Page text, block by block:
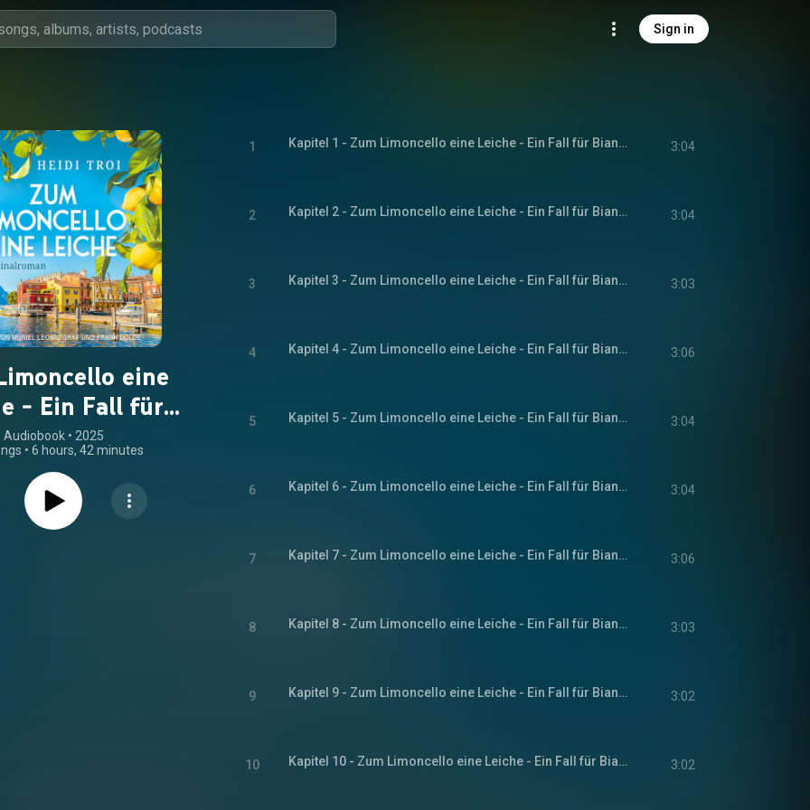
Sign in
eine
- Ein Fall für
Rossi, Band 1
(ungekürzt)
Audiobook • 2025
• 6 hours, 42 minutes
1 Kapitel 1 - Zum Limoncello eine Leiche - Ein Fall für Bianca Rossi, Band 1 3:04
2 Kapitel 2 - Zum Limoncello eine Leiche - Ein Fall für Bianca Rossi, Band 1 3:04
3 Kapitel 3 - Zum Limoncello eine Leiche - Ein Fall für Bianca Rossi, Band 1 3:03
4 Kapitel 4 - Zum Limoncello eine Leiche - Ein Fall für Bianca Rossi, Band 1 3:06
5 Kapitel 5 - Zum Limoncello eine Leiche - Ein Fall für Bianca Rossi, Band 1 3:04
6 Kapitel 6 - Zum Limoncello eine Leiche - Ein Fall für Bianca Rossi, Band 1 3:04
7 Kapitel 7 - Zum Limoncello eine Leiche - Ein Fall für Bianca Rossi, Band 1 3:06
8 Kapitel 8 - Zum Limoncello eine Leiche - Ein Fall für Bianca Rossi, Band 1 3:03
9 Kapitel 9 - Zum Limoncello eine Leiche - Ein Fall für Bianca Rossi, Band 1 3:02
10 Kapitel 10 - Zum Limoncello eine Leiche - Ein Fall für Bianca Rossi, Band 1 3:02